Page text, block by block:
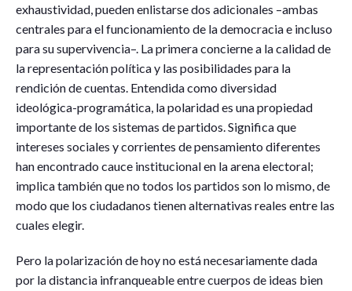
exhaustividad, pueden enlistarse dos adicionales –ambas
centrales para el funcionamiento de la democracia e incluso
para su supervivencia–. La primera concierne a la calidad de
la representación política y las posibilidades para la
rendición de cuentas. Entendida como diversidad
ideológica-programática, la polaridad es una propiedad
importante de los sistemas de partidos. Significa que
intereses sociales y corrientes de pensamiento diferentes
han encontrado cauce institucional en la arena electoral;
implica también que no todos los partidos son lo mismo, de
modo que los ciudadanos tienen alternativas reales entre las
cuales elegir.
Pero la polarización de hoy no está necesariamente dada
por la distancia infranqueable entre cuerpos de ideas bien